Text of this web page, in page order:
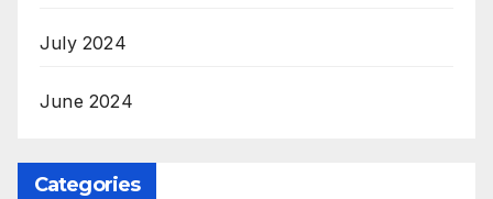
July 2024
June 2024
Categories